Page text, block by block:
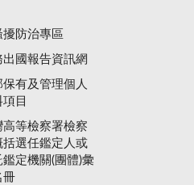
擾防治專區
出國報告資訊網
保有及管理個人
目
高等檢察署檢察
括選任鑑定人或
鑑定機關(團體)彙
冊